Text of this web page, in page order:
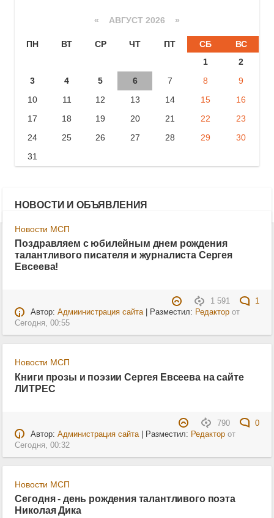
« АВГУСТ 2026 »
ПН ВТ СР ЧТ ПТ СБ
ВС
1
2
3
4 5 6 7 8
9
10
11 12 13 14 15
16
17
18 19 20 21 22
23
24
25 26 27 28 29
30
31
НОВОСТИ И ОБЪЯВЛЕНИЯ
Новости МСП
Поздравляем с юбилейным днем рождения
талантливого писателя и журналиста Сергея
Евсеева!
1 591
1
Автор: Адмиинистрация сайта| Разместил: Редакторот
Сегодня, 00:55
Новости МСП
Книги прозы и поэзии Сергея Евсеева на сайте
ЛИТРЕС
790
0
Автор: Администрация сайта| Разместил: Редакторот
Сегодня, 00:32
Новости МСП
Сегодня - день рождения талантливого поэта
Николая Дика